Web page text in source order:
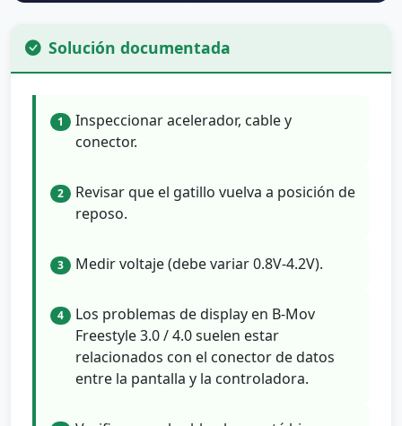
Solución documentada
1
Inspeccionar acelerador, cable y
conector.
2
Revisar que el gatillo vuelva a posición de
reposo.
3 Medir voltaje (debe variar 0.8V-4.2V).
4
Los problemas de display en B-Mov
Freestyle 3.0 / 4.0 suelen estar
relacionados con el conector de datos
entre la pantalla y la controladora.